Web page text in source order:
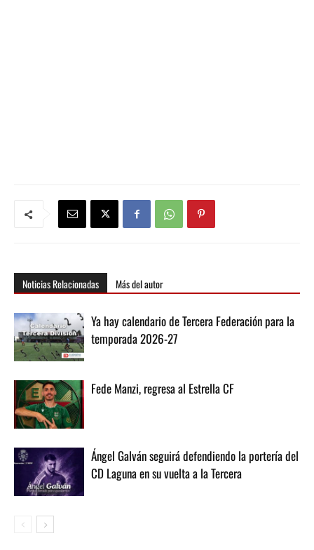
Noticias Relacionadas Más del autor
Ya hay calendario de Tercera Federación para la
temporada 2026-27
Fede Manzi, regresa al Estrella CF
Ángel Galván seguirá defendiendo la portería del
CD Laguna en su vuelta a la Tercera